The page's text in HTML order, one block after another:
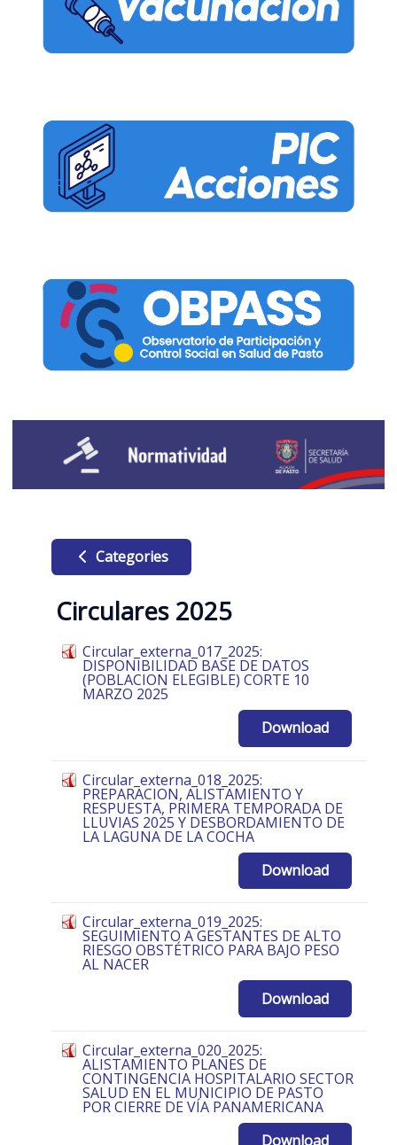
Categories
Circulares 2025
Circular_externa_017_2025:
DISPONIBILIDAD BASE DE DATOS
(POBLACION ELEGIBLE) CORTE 10
MARZO 2025
Download
Circular_externa_018_2025:
PREPARACION, ALISTAMIENTO Y
RESPUESTA, PRIMERA TEMPORADA DE
LLUVIAS 2025 Y DESBORDAMIENTO DE
LA LAGUNA DE LA COCHA
Download
Circular_externa_019_2025:
SEGUIMIENTO A GESTANTES DE ALTO
RIESGO OBSTÉTRICO PARA BAJO PESO
AL NACER
Download
Circular_externa_020_2025:
ALISTAMIENTO PLANES DE
CONTINGENCIA HOSPITALARIO SECTOR
SALUD EN EL MUNICIPIO DE PASTO
POR CIERRE DE VÍA PANAMERICANA
Download